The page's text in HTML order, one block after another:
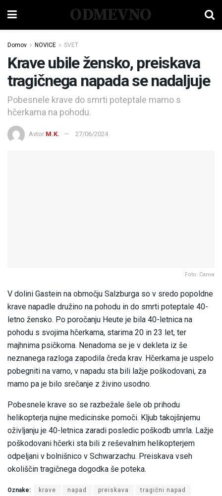
ODMEVNO
Domov NOVICE SVET
Krave ubile žensko, preiskava
tragičnega napada se nadaljuje
Pobesnele krave do smrti poteptale mamo s
hčerkama na pohodu.
Avtor M.K. 27/06/2024
Foto: Canva
V dolini Gastein na območju Salzburga so v sredo popoldne
krave napadle družino na pohodu in do smrti poteptale 40-
letno žensko. Po poročanju Heute je bila 40-letnica na
pohodu s svojima hčerkama, starima 20 in 23 let, ter
majhnima psičkoma. Nenadoma se je v dekleta iz še
neznanega razloga zapodila čreda krav. Hčerkama je uspelo
pobegniti na varno, v napadu sta bili lažje poškodovani, za
mamo pa je bilo srečanje z živino usodno.
Pobesnele krave so se razbežale šele ob prihodu
helikopterja nujne medicinske pomoči. Kljub takojšnjemu
oživljanju je 40-letnica zaradi posledic poškodb umrla. Lažje
poškodovani hčerki sta bili z reševalnim helikopterjem
odpeljani v bolnišnico v Schwarzachu. Preiskava vseh
okoliščin tragičnega dogodka še poteka.
Oznake: krave napad preiskava tragični napad